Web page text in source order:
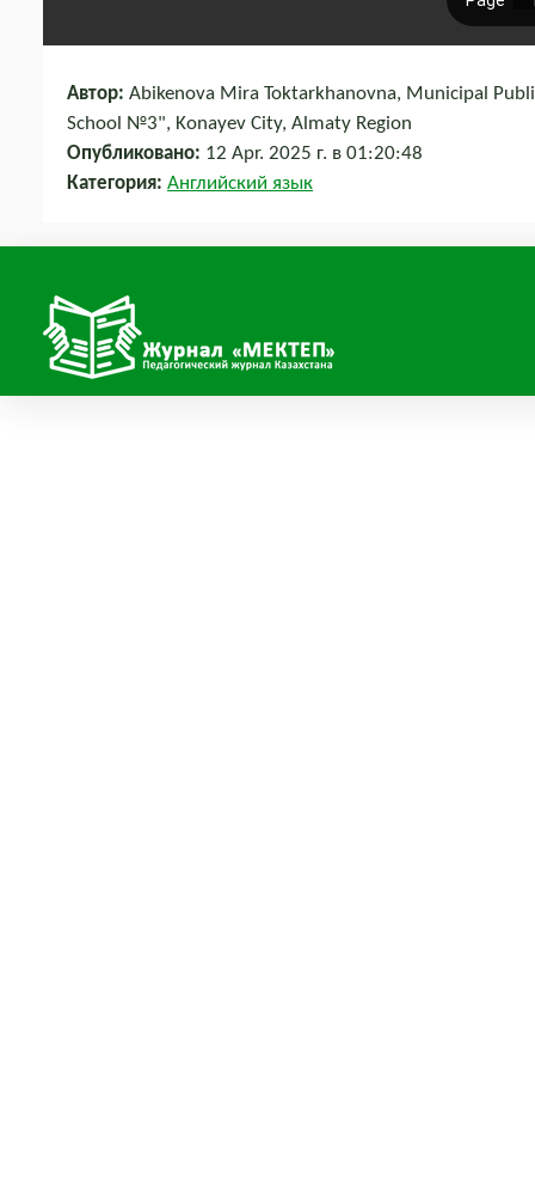
Автор: Abikenova Mira Toktarkhanovna, Municipal
School №3", Konayev City, Almaty Region
Опубликовано: 12 Apr. 2025 г. в 01:20:48
Категория: Английский язык